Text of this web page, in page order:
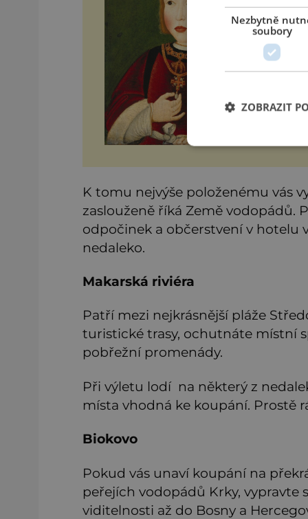
K tomu nejvýše položenému vás
zaslouženě říká Země vodopádů.
odpočinek a občerstvení v hotelu
nedaleko.
Makarská riviéra
Patří mezi nejkrásnější pláže
turistické trasy, ochutnáte místní
pobřežní promenády.
Při výletu lodí na některý z
místa vhodná ke koupání. Prostě
Biokovo
Pokud vás unaví koupání na
peřejích vodopádů Krky, vypravte
viditelnosti až do Bosny a
Nezbytně
soubory
ZOBRAZIT